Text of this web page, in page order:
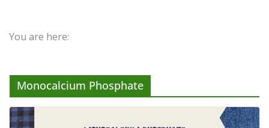
You are here:
Monocalcium Phosphate